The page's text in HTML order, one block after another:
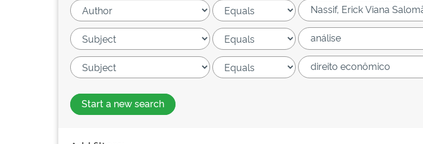
Start a new search